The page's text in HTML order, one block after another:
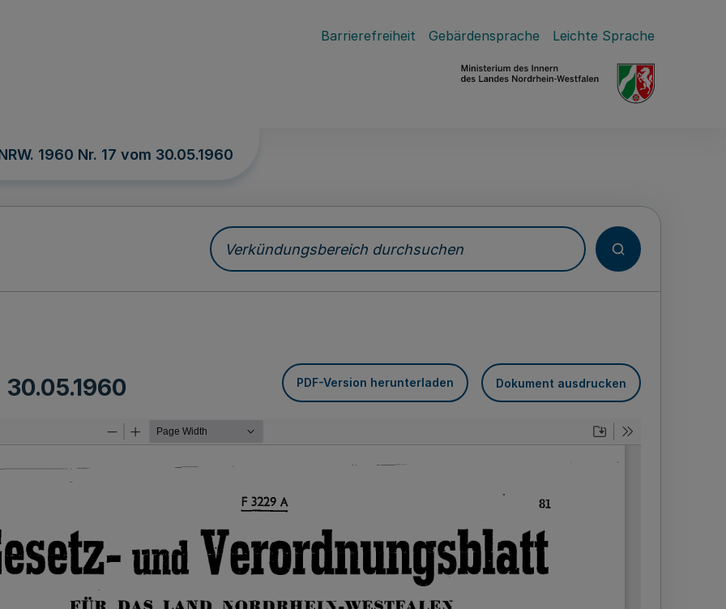
Barrierefreiheit Gebärdensprache Leichte Sprache
1960 Nr. 17 vom 30.05.1960
Verkündungsbereich durchsuchen
30.05.1960 PDF-Version herunterladen Dokument ausdrucken